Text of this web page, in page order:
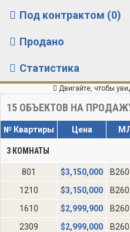
Под контрактом (0)
Продано
Статистика
Двигайте, чтобы
15 ОБЪЕКТОВ НА
№ Квартиры Цена
3 КОМНАТЫ
801 $3,150,000
1210
$3,150,000
1610
$2,999,900
2309
$2,999,000